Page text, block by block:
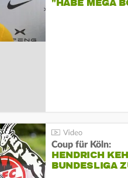
"HABE MEGA
Coup für Köln:
HENDRICH
BUNDESLIGA